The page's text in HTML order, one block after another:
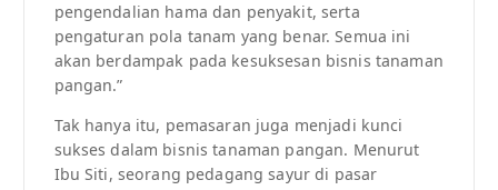
pengendalian hama dan penyakit, serta
pengaturan pola tanam yang benar. Semua ini
akan berdampak pada kesuksesan bisnis tanaman
pangan.”
Tak hanya itu, pemasaran juga menjadi kunci
sukses dalam bisnis tanaman pangan. Menurut
Ibu Siti, seorang pedagang sayur di pasar